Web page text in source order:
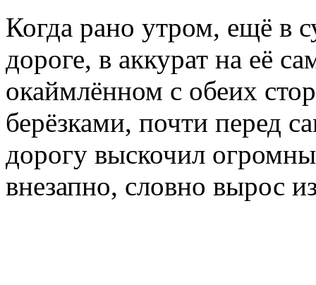
Когда рано утром, ещё в
дороге, в аккурат на её
окаймлённом с обеих
берёзками, почти перед
дорогу выскочил
внезапно, словно вырос